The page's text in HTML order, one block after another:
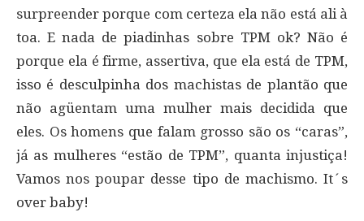
surpreender porque com certeza ela não está ali à
toa. E nada de piadinhas sobre TPM ok? Não é
porque ela é firme, assertiva, que ela está de TPM,
isso é desculpinha dos machistas de plantão que
não agüentam uma mulher mais decidida que
eles. Os homens que falam grosso são os “caras”,
já as mulheres “estão de TPM”, quanta injustiça!
Vamos nos poupar desse tipo de machismo. It´s
over baby!